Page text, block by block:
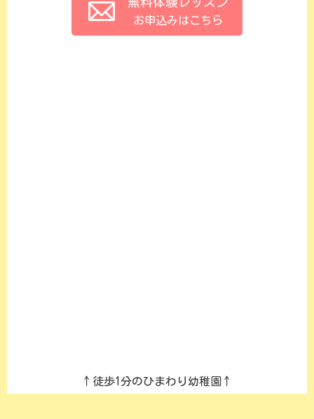
無料体験レッスン
お申込みはこちら
↑徒歩1分のひまわり幼稚園↑